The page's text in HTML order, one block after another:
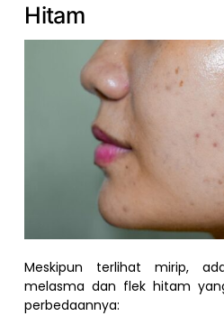
Hitam
Meskipun terlihat mirip,
melasma dan flek hitam
perbedaannya: